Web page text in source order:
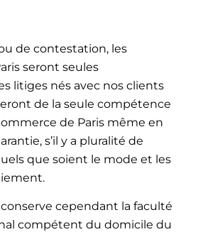
de contestation, les
seront seules
litiges nés avec nos clients
de la seule compétence
de Paris même en
s’il y a pluralité de
que soient le mode et les
cependant la faculté
compétent du domicile du